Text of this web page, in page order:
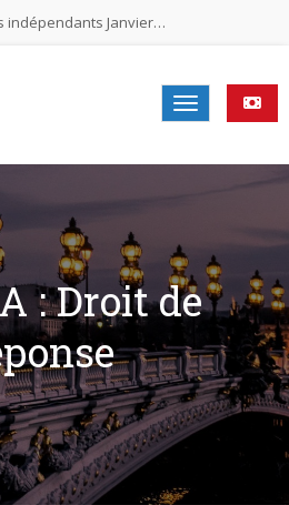
indépendants Janvier…
indépendants Novembre…
indépendants Juin…
ÉLECTIONS MUNICIPALES 2026
indépendants N°2-2026
: Droit de